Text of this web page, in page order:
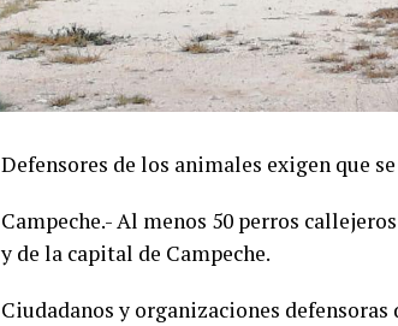
Defensores de los animales exigen que
Campeche.- Al menos 50 perros
y de la capital de Campeche.
Ciudadanos y organizaciones